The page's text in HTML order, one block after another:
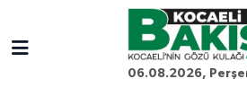
06.08.2026,
Kocaeli Nöbetçi Eczaneler